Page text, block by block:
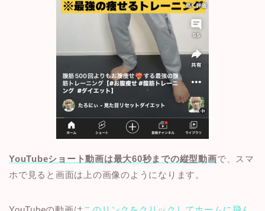
YouTubeショート動画は最大60秒までの縦型動画で、スマ
ホで見ると画面は上の画像のようになります。